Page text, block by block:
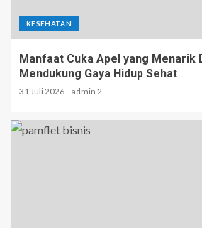
KESEHATAN
Manfaat Cuka Apel yang Menarik
Mendukung Gaya Hidup Sehat
31 Juli 2026 admin 2